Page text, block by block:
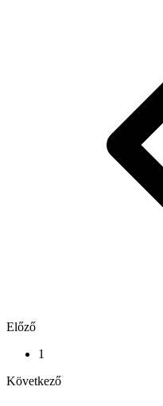
Előző
1
Következő